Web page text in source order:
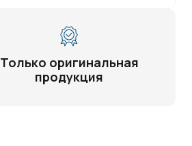
Только оригинальная
продукция